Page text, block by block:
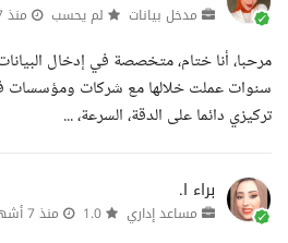
مدخل بيانات لم يحسب منذ 7 أشهر
سنوات عملت خلالها مع شركات ومؤسسات
تركيزي دائما على الدقة، السرعة، ...
براء ا.
مساعد إداري منذ 7 أشهر